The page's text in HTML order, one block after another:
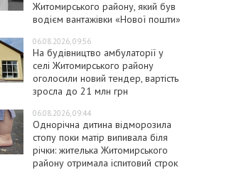
Житомирського району, який був
водієм вантажівки «Нової пошти»
06.08.2026, 09:56
На будівництво амбулаторії у
селі Житомирського району
оголосили новий тендер, вартість
зросла до 21 млн грн
06.08.2026, 09:44
Однорічна дитина відморозила
стопу поки матір випивала біля
річки: жителька Житомирського
району отримала іспитовий строк